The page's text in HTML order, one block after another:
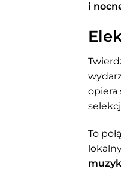
i
opiera
To